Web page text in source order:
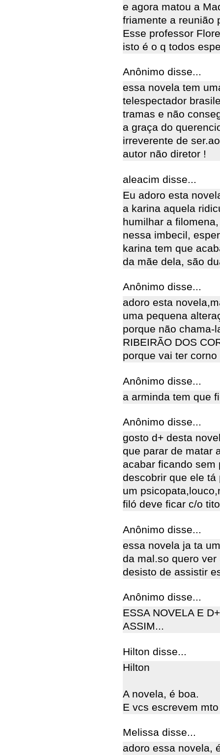
e agora matou a
friamente a reunião
Esse professor
isto é o q todos
Anônimo disse...
essa novela tem
telespectador
tramas e não
a graça do
irreverente de
autor não diretor !
aleacim disse...
Eu adoro esta
a karina aquela
humilhar a
nessa imbecil,
karina tem que
da mãe dela, são
Anônimo disse...
adoro esta
uma pequena
porque não chama-
RIBEIRÃO DOS
porque vai ter
Anônimo disse...
a arminda tem que
Anônimo disse...
gosto d+ desta
que parar de matar
acabar ficando sem
descobrir que ele
um
filó deve ficar c/o
Anônimo disse...
essa novela ja ta
da mal.so quero
desisto de assistir
Anônimo disse...
ESSA NOVELA E
ASSIM...
Hilton disse...
Hilton
A novela, é boa.
E vcs escrevem
Melissa disse...
adoro essa novela,